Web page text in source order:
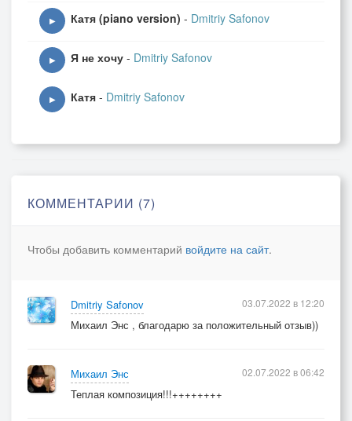
▶ Катя (piano version) - Dmitriy Safonov
▶ Я не хочу - Dmitriy Safonov
▶ Катя - Dmitriy Safonov
КОММЕНТАРИИ (7)
Чтобы добавить комментарий войдите на сайт.
Dmitriy Safonov
Михаил Энс , благодарю за положительный отзыв))
03.07.2022 в 12:20
Михаил Энс
Теплая композиция!!!++++++++
02.07.2022 в 06:42